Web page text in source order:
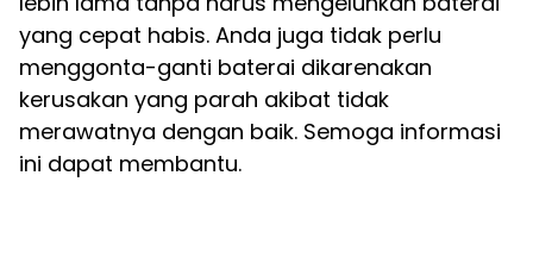
yang cepat habis. Anda juga tidak perlu
menggonta-ganti baterai dikarenakan
kerusakan yang parah akibat tidak
merawatnya dengan baik. Semoga informasi
ini dapat membantu.